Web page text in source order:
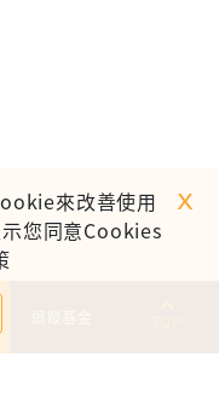
來改善使用
您同意Cookies
ｘ